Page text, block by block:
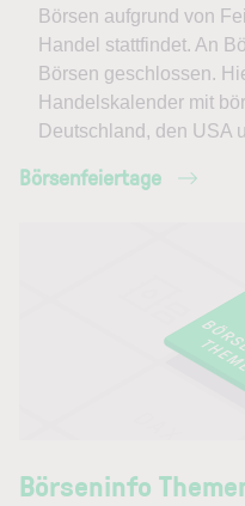
Börsen aufgrund von
Handel stattfindet. An
Börsen geschlossen.
Handelskalender mit
Deutschland, den USA
Börsenfeiertage
Börseninfo